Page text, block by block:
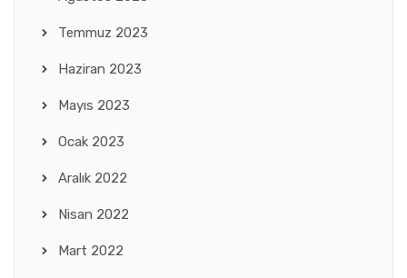
Temmuz 2023
Haziran 2023
Mayıs 2023
Ocak 2023
Aralık 2022
Nisan 2022
Mart 2022